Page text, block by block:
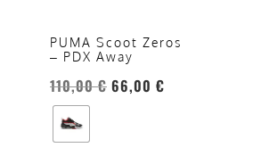
PUMA Scoot Zeros
– PDX Away
110,00€ 66,00 €
opzioni
possono
essere
scelte
nella